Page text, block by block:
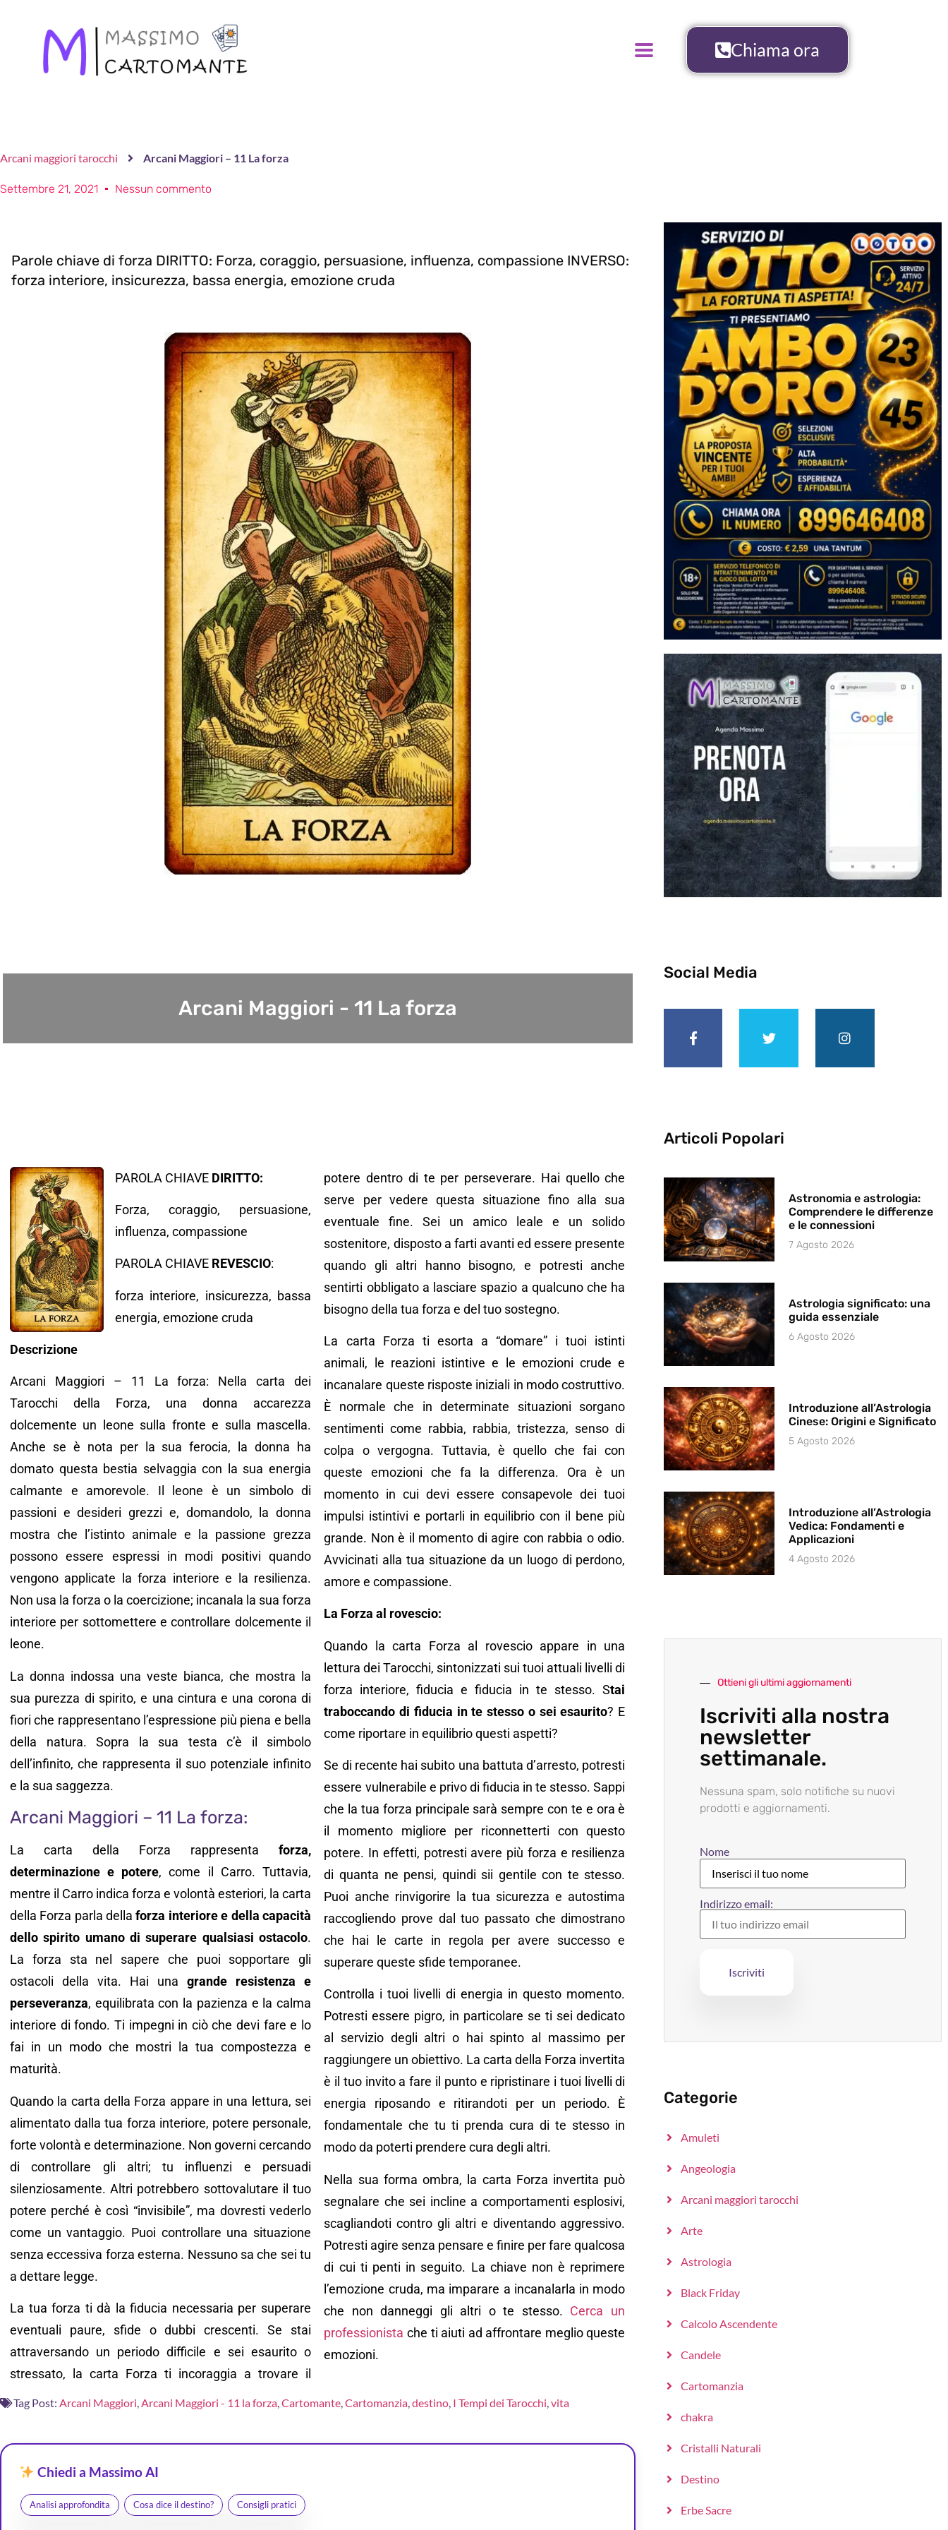
Chiama ora
Arcani maggiori tarocchi Arcani Maggiori – 11 La forza
Settembre 21, 2021 Nessun commento
Parole chiave di forza DIRITTO: Forza, coraggio, persuasione, influenza, compassione INVERSO:
forza interiore, insicurezza, bassa energia, emozione cruda
Arcani Maggiori - 11 La forza
PAROLA CHIAVE DIRITTO:
Forza, coraggio, persuasione,
influenza, compassione
PAROLA CHIAVE REVESCIO:
forza interiore, insicurezza, bassa
energia, emozione cruda
Descrizione
Arcani Maggiori – 11 La forza: Nella carta dei
Tarocchi della Forza, una donna accarezza
dolcemente un leone sulla fronte e sulla mascella.
Anche se è nota per la sua ferocia, la donna ha
domato questa bestia selvaggia con la sua energia
calmante e amorevole. Il leone è un simbolo di
passioni e desideri grezzi e, domandolo, la donna
mostra che l’istinto animale e la passione grezza
possono essere espressi in modi positivi quando
vengono applicate la forza interiore e la resilienza.
Non usa la forza o la coercizione; incanala la sua forza
interiore per sottomettere e controllare dolcemente il
leone.
La donna indossa una veste bianca, che mostra la
sua purezza di spirito, e una cintura e una corona di
fiori che rappresentano l’espressione più piena e bella
della natura. Sopra la sua testa c’è il simbolo
dell’infinito, che rappresenta il suo potenziale infinito
e la sua saggezza.
Arcani Maggiori – 11 La forza:
La carta della Forza rappresenta forza,
determinazione e potere, come il Carro. Tuttavia,
mentre il Carro indica forza e volontà esteriori, la carta
della Forza parla della forza interiore e della capacità
dello spirito umano di superare qualsiasi ostacolo.
La forza sta nel sapere che puoi sopportare gli
ostacoli della vita. Hai una grande resistenza e
perseveranza, equilibrata con la pazienza e la calma
interiore di fondo. Ti impegni in ciò che devi fare e lo
fai in un modo che mostri la tua compostezza e
maturità.
Quando la carta della Forza appare in una lettura, sei
alimentato dalla tua forza interiore, potere personale,
forte volontà e determinazione. Non governi cercando
di controllare gli altri; tu influenzi e persuadi
silenziosamente. Altri potrebbero sottovalutare il tuo
potere perché è così “invisibile”, ma dovresti vederlo
come un vantaggio. Puoi controllare una situazione
senza eccessiva forza esterna. Nessuno sa che sei tu
a dettare legge.
La tua forza ti dà la fiducia necessaria per superare
eventuali paure, sfide o dubbi crescenti. Se stai
attraversando un periodo difficile e sei esaurito o
stressato, la carta Forza ti incoraggia a trovare il
potere dentro di te per perseverare. Hai quello che
serve per vedere questa situazione fino alla sua
eventuale fine. Sei un amico leale e un solido
sostenitore, disposto a farti avanti ed essere presente
quando gli altri hanno bisogno, e potresti anche
sentirti obbligato a lasciare spazio a qualcuno che ha
bisogno della tua forza e del tuo sostegno.
La carta Forza ti esorta a “domare” i tuoi istinti
animali, le reazioni istintive e le emozioni crude e
incanalare queste risposte iniziali in modo costruttivo.
È normale che in determinate situazioni sorgano
sentimenti come rabbia, rabbia, tristezza, senso di
colpa o vergogna. Tuttavia, è quello che fai con
queste emozioni che fa la differenza. Ora è un
momento in cui devi essere consapevole dei tuoi
impulsi istintivi e portarli in equilibrio con il bene più
grande. Non è il momento di agire con rabbia o odio.
Avvicinati alla tua situazione da un luogo di perdono,
amore e compassione.
La Forza al rovescio:
Quando la carta Forza al rovescio appare in una
lettura dei Tarocchi, sintonizzati sui tuoi attuali livelli di
forza interiore, fiducia e fiducia in te stesso. Stai
traboccando di fiducia in te stesso o sei esaurito? E
come riportare in equilibrio questi aspetti?
Se di recente hai subito una battuta d’arresto, potresti
essere vulnerabile e privo di fiducia in te stesso. Sappi
che la tua forza principale sarà sempre con te e ora è
il momento migliore per riconnetterti con questo
potere. In effetti, potresti avere più forza e resilienza
di quanta ne pensi, quindi sii gentile con te stesso.
Puoi anche rinvigorire la tua sicurezza e autostima
raccogliendo prove dal tuo passato che dimostrano
che hai le carte in regola per avere successo e
superare queste sfide temporanee.
Controlla i tuoi livelli di energia in questo momento.
Potresti essere pigro, in particolare se ti sei dedicato
al servizio degli altri o hai spinto al massimo per
raggiungere un obiettivo. La carta della Forza invertita
è il tuo invito a fare il punto e ripristinare i tuoi livelli di
energia riposando e ritirandoti per un periodo. È
fondamentale che tu ti prenda cura di te stesso in
modo da poterti prendere cura degli altri.
Nella sua forma ombra, la carta Forza invertita può
segnalare che sei incline a comportamenti esplosivi,
scagliandoti contro gli altri e diventando aggressivo.
Potresti agire senza pensare e finire per fare qualcosa
di cui ti penti in seguito. La chiave non è reprimere
l’emozione cruda, ma imparare a incanalarla in modo
che non danneggi gli altri o te stesso. Cerca un
professionista che ti aiuti ad affrontare meglio queste
emozioni.
Tag Post: Arcani Maggiori,Arcani Maggiori - 11 la forza,Cartomante,Cartomanzia,destino, I Tempi dei Tarocchi,vita
Chiedi a Massimo AI
Analisi approfondita Cosa dice il destino? Consigli pratici
Social Media
Articoli Popolari
Astronomia e astrologia:
Comprendere le differenze
e le connessioni
7 Agosto 2026
Astrologia significato: una
guida essenziale
6 Agosto 2026
Introduzione all’Astrologia
Cinese: Origini e Significato
5 Agosto 2026
Introduzione all’Astrologia
Vedica: Fondamenti e
Applicazioni
4 Agosto 2026
Ottieni gli ultimi aggiornamenti
Iscriviti alla nostra
newsletter
settimanale.
Nessuna spam, solo notifiche su nuovi
prodotti e aggiornamenti.
Nome
Indirizzo email:
Categorie
Amuleti
Angeologia
Arcani maggiori tarocchi
Arte
Astrologia
Black Friday
Calcolo Ascendente
Candele
Cartomanzia
chakra
Cristalli Naturali
Destino
Erbe Sacre